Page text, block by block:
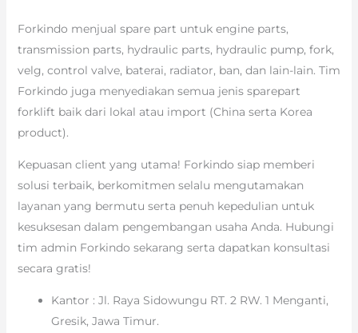
Forkindo menjual spare part untuk engine parts,
transmission parts, hydraulic parts, hydraulic pump, fork,
velg, control valve, baterai, radiator, ban, dan lain-lain. Tim
Forkindo juga menyediakan semua jenis sparepart
forklift baik dari lokal atau import (China serta Korea
product).
Kepuasan client yang utama! Forkindo siap memberi
solusi terbaik, berkomitmen selalu mengutamakan
layanan yang bermutu serta penuh kepedulian untuk
kesuksesan dalam pengembangan usaha Anda. Hubungi
tim admin Forkindo sekarang serta dapatkan konsultasi
secara gratis!
Kantor : Jl. Raya Sidowungu RT. 2 RW. 1 Menganti,
Gresik, Jawa Timur.